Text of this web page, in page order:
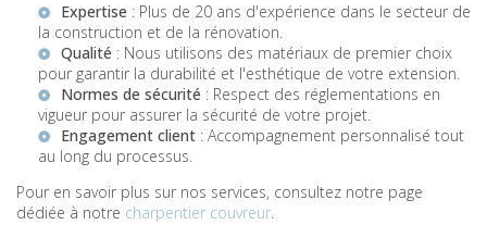
Expertise : Plus de 20 ans d'expérience dans le secteur de
la construction et de la rénovation.
Qualité : Nous utilisons des matériaux de premier choix
pour garantir la durabilité et l'esthétique de votre extension.
Normes de sécurité : Respect des réglementations en
vigueur pour assurer la sécurité de votre projet.
Engagement client : Accompagnement personnalisé tout
au long du processus.
Pour en savoir plus sur nos services, consultez notre page
dédiée à notre charpentier couvreur.